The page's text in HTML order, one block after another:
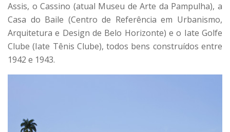
Assis, o Cassino (atual Museu de Arte da Pampulha), a
Casa do Baile (Centro de Re­ferência em Urbanismo,
Arquitetura e Design de Belo Horizonte) e o Iate Golfe
Clube (Iate Tênis Clube), todos bens construídos entre
1942 e 1943.